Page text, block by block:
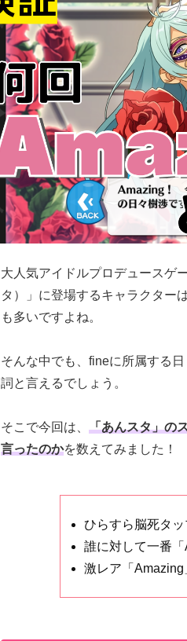
大人気アイドルプロデュースゲ
タ）」に登場するキャラクター
も多いですよね。
そんな中でも、fineに所属する
詞と言えるでしょう。
そこで今回は、 「あんスタ」の
言ったのかを数えてみました！
ひらすら脳死タッ
誰に対して一番
激レア「Amazing